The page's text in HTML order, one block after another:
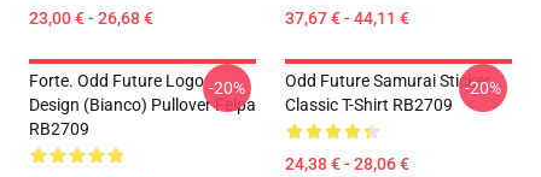
23,00 € - 26,68 € 37,67 € - 44,11 €
Forte. Odd Future Logo
Design (bianco) Pullover Felpa
RB2709
-20%
Odd Future Samurai Sticker
Classic T-Shirt RB2709
24,38 € - 28,06 €
-20%